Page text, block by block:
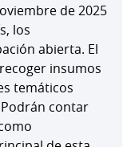
de 2025
los
abierta. El
insumos
temáticos
contar